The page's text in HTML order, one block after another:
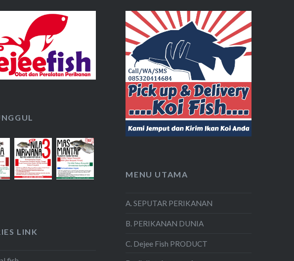
MENU UTAMA
A. SEPUTAR PERIKANAN
B. PERIKANAN DUNIA
C. Dejee Fish PRODUCT
LINK